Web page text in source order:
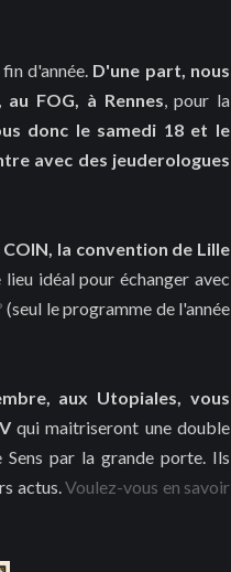
d'année. D'une part, nous
FOG, à Rennes , pour la
donc le samedi 18 et le
avec des jeuderologues
la convention de Lille
lieu idéal pour échanger avec
(seul le programme de l'année
aux Utopiales, vous
qui maitriseront une double
par la grande porte. Ils
actus.Voulez-vous en savoir